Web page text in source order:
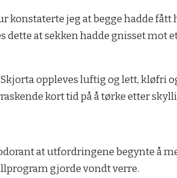
konstaterte jeg at begge hadde fått
dette at sekken hadde gnisset mot
oppleves luftig og lett, kløfri
kort tid på å tørke etter
at utfordringene begynte å
gjorde vondt verre.